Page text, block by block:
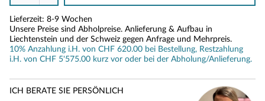
Lieferzeit: 8-9 Wochen
Unsere Preise sind Abholpreise. Anlieferung & Aufbau in
Liechtenstein und der Schweiz gegen Anfrage und Mehrpreis.
10% Anzahlung i.H. von CHF 620.00 bei Bestellung, Restzahlung
i.H. von CHF 5'575.00 kurz vor oder bei der Abholung/Anlieferung.
ICH BERATE SIE PERSÖNLICH